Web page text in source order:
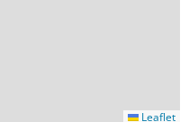
Leaflet